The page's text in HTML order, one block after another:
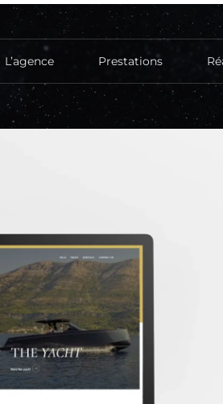
L’agence Prestations
Réseaux